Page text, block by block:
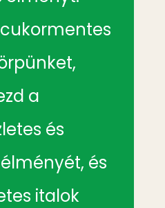
a
és
és
italok